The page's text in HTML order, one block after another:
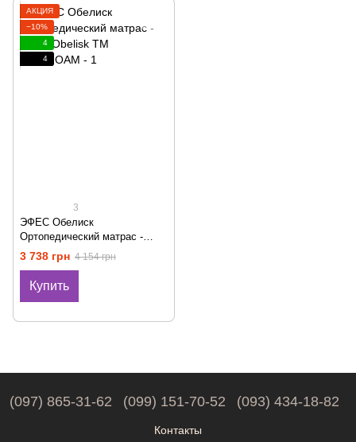
АКЦИЯ
−10%
4
4
3
ЭФЕС Обелиск
Ортопедический матраc -
EFES Obelisk ТМ HIGHFOAM
3 738 грн 4 154 грн
Купить
(097) 865-31-62 (099) 151-70-52 (093) 434-18-82
Контакты